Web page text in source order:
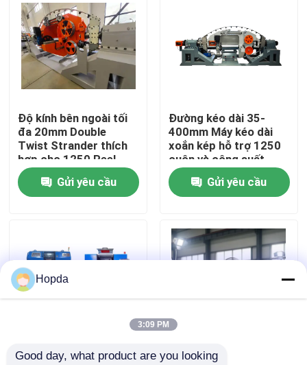
Các sản phẩm
Video
Tham quan nhà máy
Kiểm soát chất lượng
Tin tức
Yêu cầu báo giá
Độ kính bên ngoài tối
đa 20mm Double
Twist Strander thích
hợp cho 1250 Reel
Wire Twisting và sản
xuất cáp công nghiệp
Gửi yêu cầu
Đường kéo dài 35-
400mm Máy kéo dài
xoắn kép hỗ trợ 1250
cuộn và công suất
hoạt động hàng ngày
15KW được thiết kế
để sản xuất dây cáp
Gửi yêu cầu
90KW Cài đặt sức Max 800 Rpm Vận
Hopda
3:09 PM
Good day, what product are you looking